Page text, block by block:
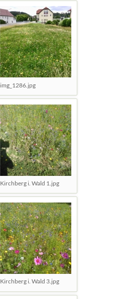
img_1286.jpg
Kirchberg i. Wald 1.jpg
Kirchberg i. Wald 3.jpg